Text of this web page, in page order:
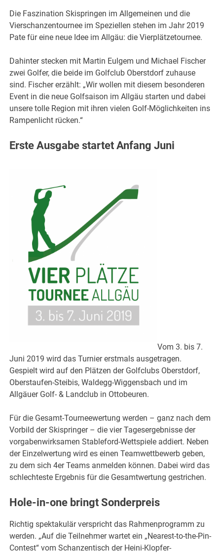
Die Faszination Skispringen im Allgemeinen und die
Vierschanzentournee im Speziellen stehen im Jahr 2019
Pate für eine neue Idee im Allgäu: die Vierplätzetournee.
Dahinter stecken mit Martin Eulgem und Michael Fischer
zwei Golfer, die beide im Golfclub Oberstdorf zuhause
sind. Fischer erzählt: „Wir wollen mit diesem besonderen
Event in die neue Golfsaison im Allgäu starten und dabei
unsere tolle Region mit ihren vielen Golf-Möglichkeiten ins
Rampenlicht rücken.“
Erste Ausgabe startet Anfang Juni
Vom 3. bis 7.
Juni 2019 wird das Turnier erstmals ausgetragen.
Gespielt wird auf den Plätzen der Golfclubs Oberstdorf,
Oberstaufen-Steibis, Waldegg-Wiggensbach und im
Allgäuer Golf- & Landclub in Ottobeuren.
Für die Gesamt-Tourneewertung werden – ganz nach dem
Vorbild der Skispringer – die vier Tagesergebnisse der
vorgabenwirksamen Stableford-Wettspiele addiert. Neben
der Einzelwertung wird es einen Teamwettbewerb geben,
zu dem sich 4er Teams anmelden können. Dabei wird das
schlechteste Ergebnis für die Gesamtwertung gestrichen.
Hole-in-one bringt Sonderpreis
Richtig spektakulär verspricht das Rahmenprogramm zu
werden. „Auf die Teilnehmer wartet ein „Nearest-to-the-Pin-
Contest“ vom Schanzentisch der Heini-Klopfer-